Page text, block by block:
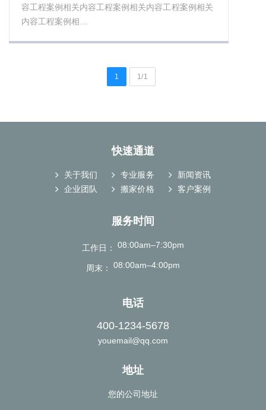
容工程案例相关内容工程案例相关内容工程案例相关
内容工程案例相…
1 1/1
快速通道
关于我们
企业团队
专业服务
搬家价格
新闻资讯
客户案例
服务时间
工作日 08:00am–7:30pm
周末 08:00am–4:00pm
电话
400-1234-5678
youemail@qq.com
地址
您的公司地址